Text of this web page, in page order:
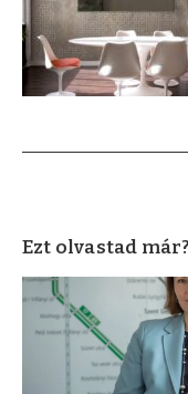
Ezt olvastad már?